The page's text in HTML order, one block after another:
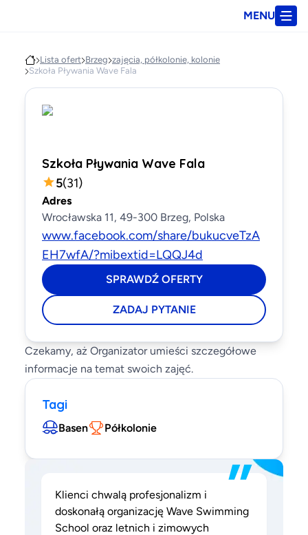
MENU
Lista ofert Brzeg zajęcia, półkolonie, kolonie
Szkoła Pływania Wave Fala
Szkoła Pływania Wave Fala
5(31)
Adres
Wrocławska 11, 49-300 Brzeg, Polska
www.facebook.com/share/bukucveTzA
EH7wfA/?mibextid=LQQJ4d
SPRAWDŹ OFERTY
ZADAJ PYTANIE
Czekamy, aż Organizator umieści szczegółowe
informacje na temat swoich zajęć.
Tagi
Basen Półkolonie
”
Klienci chwalą profesjonalizm i
doskonałą organizację Wave Swimming
School oraz letnich i zimowych